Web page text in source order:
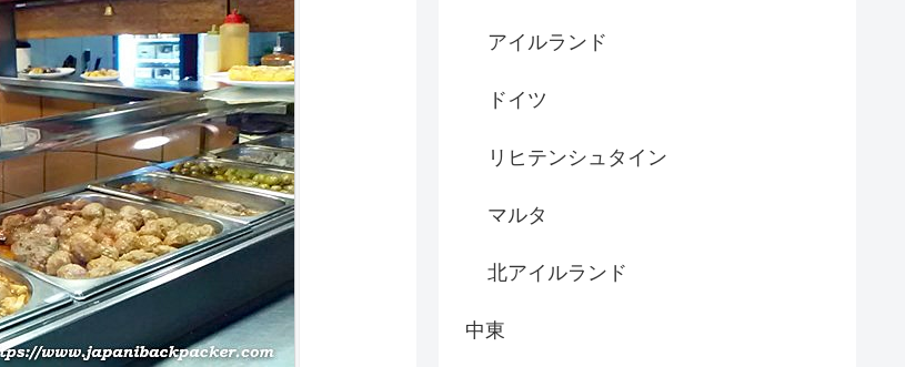
アイルランド
ドイツ
リヒテンシュタイン
マルタ
北アイルランド
中東